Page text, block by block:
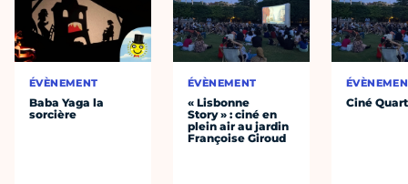
ÉVÈNEMENT
Baba Yaga la
sorcière
ÉVÈNEMENT
« Lisbonne
Story » : ciné en
plein air au jardin
Françoise Giroud
Ciné